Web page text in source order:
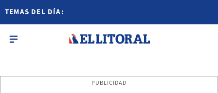
TEMAS DEL DÍA:
PUBLICIDAD